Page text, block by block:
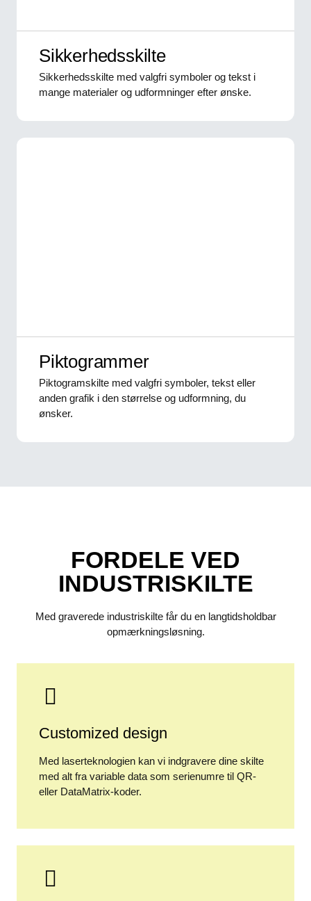
Sikkerhedsskilte
Sikkerhedsskilte med valgfri symboler og tekst i
mange materialer og udformninger efter ønske.
Piktogrammer
Piktogramskilte med valgfri symboler, tekst eller
anden grafik i den størrelse og udformning, du
ønsker.
FORDELE VED
INDUSTRISKILTE
Med graverede industriskilte får du en langtidsholdbar
opmærkningsløsning.
Customized design
Med laserteknologien kan vi indgravere dine skilte
med alt fra variable data som serienumre til QR-
eller DataMatrix-koder.